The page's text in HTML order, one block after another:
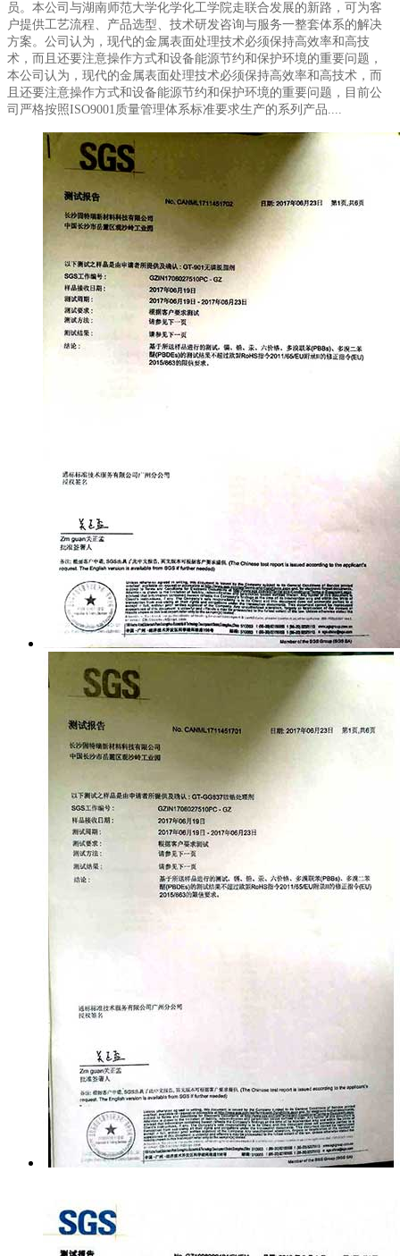
员。本公司与湖南师范大学化学化工学院走联合发展的新路，可为客
户提供工艺流程、产品选型、技术研发咨询与服务一整套体系的解决
方案。公司认为，现代的金属表面处理技术必须保持高效率和高技
术，而且还要注意操作方式和设备能源节约和保护环境的重要问题，
本公司认为，现代的金属表面处理技术必须保持高效率和高技术，而
且还要注意操作方式和设备能源节约和保护环境的重要问题，目前公
司严格按照ISO9001质量管理体系标准要求生产的系列产品....